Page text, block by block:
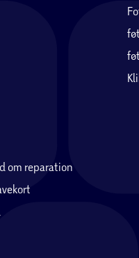
om reparation